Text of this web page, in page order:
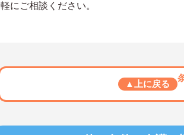
軽にご相談ください。
▲上に戻る